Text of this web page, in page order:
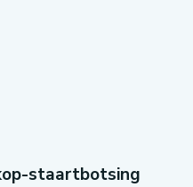
staartbotsing